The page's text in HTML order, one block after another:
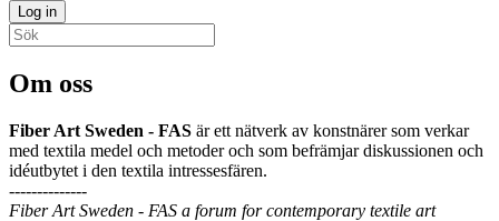
Search
Om oss
Fiber Art Sweden - FAS är ett nätverk av konstnärer som verkar
med textila medel och metoder och som befrämjar diskussionen och
idéutbytet i den textila intressesfären.
--------------
Fiber Art Sweden - FAS a forum for contemporary textile art